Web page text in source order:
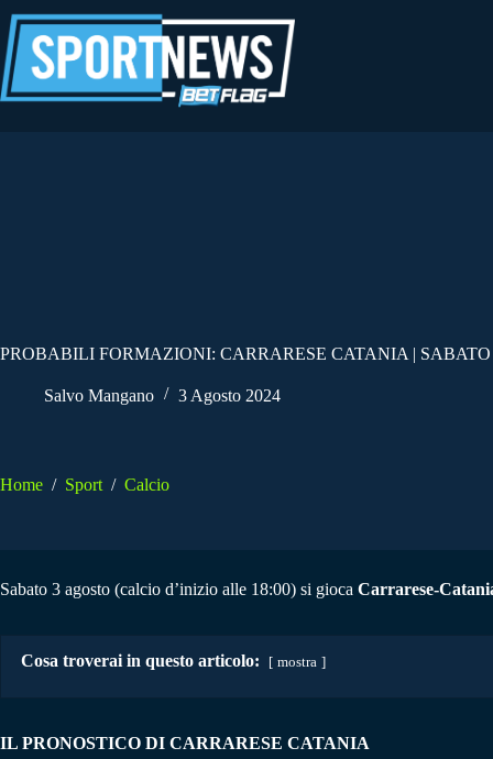
al
contenuto
PROBABILI FORMAZIONI: CARRARESE CATANIA | SABATO
Salvo Mangano 3 Agosto 2024
Home / Sport / Calcio
Sabato 3 agosto (calcio d’inizio alle 18:00) si gioca Carrarese-
Cosa troverai in questo articolo: mostra
IL PRONOSTICO DI CARRARESE CATANIA